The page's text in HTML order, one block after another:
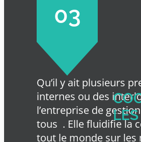
03
Qu’il y ait plusieurs
internes ou des
l’entreprise de
tous . Elle fluidifie la
tout le monde sur les